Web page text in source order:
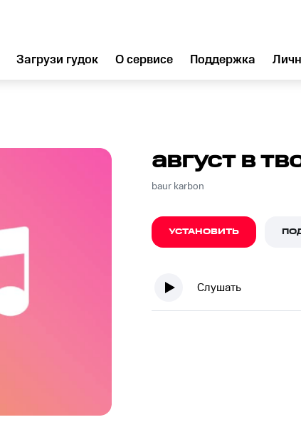
Загрузи гудок О сервисе Поддержка
август в
baur karbon
УСТАНОВИТЬ
Слушать